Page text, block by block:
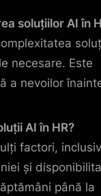
soluțiilor AI în
necesare. Este
a nevoilor
AI în HR?
factori, inclusiv
și
până la